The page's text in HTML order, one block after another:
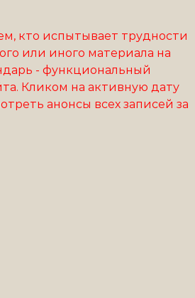
кто испытывает трудности
или иного материала на
- функциональный
Кликом на активную дату
анонсы всех записей за